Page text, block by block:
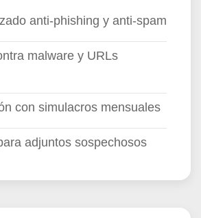
anti-phishing y anti-spam
malware y URLs
con simulacros mensuales
adjuntos sospechosos